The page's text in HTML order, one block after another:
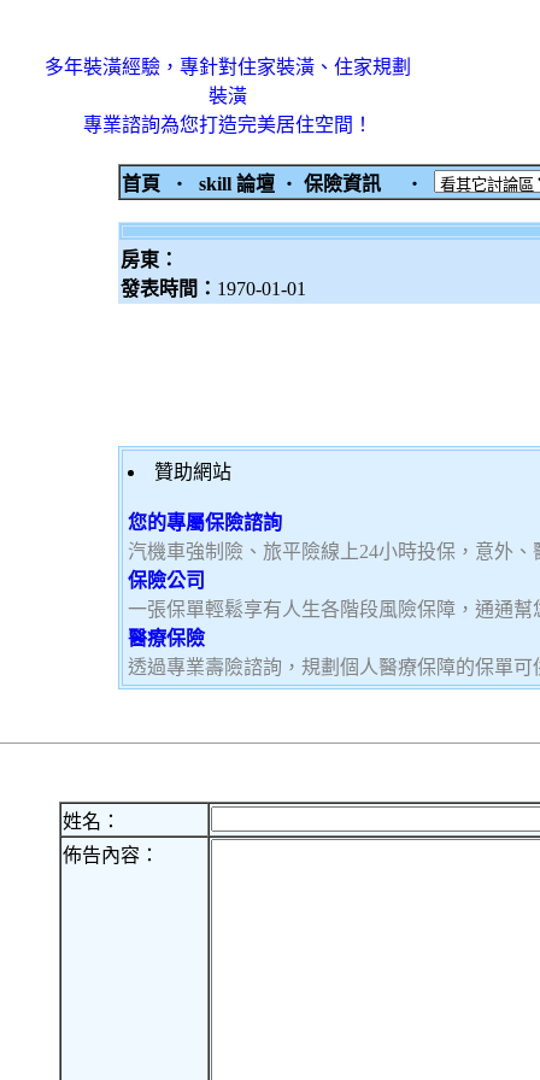
多年裝潢經驗，專針對住家裝潢、住家規劃
裝潢
專業諮詢為您打造完美居住空間！
首頁 ‧ skill 論壇 ‧ 保險資訊 ‧
房東：
發表時間： 1970-01-01
贊助網站
您的專屬保險諮詢
汽機車強制險、旅平險線上24小時投保，意外
保險公司
一張保單輕鬆享有人生各階段風險保障，通通幫
醫療保險
透過專業壽險諮詢，規劃個人醫療保障的保單可
姓名：
佈告內容：